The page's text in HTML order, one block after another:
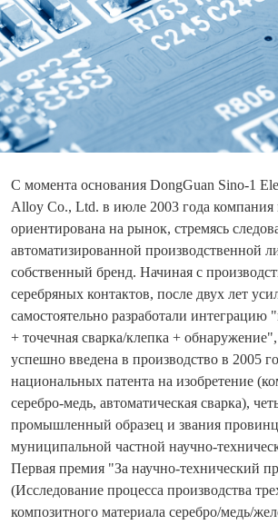
С момента основания DongGuan Sino-1
Alloy Co., Ltd. в июле 2003 года компания
ориентирована на рынок, стремясь
автоматизированной производственной
собственный бренд. Начиная с
серебряных контактов, после двух лет
самостоятельно разработали интеграцию
+ точечная сварка/клепка +
успешно введена в производство в 2005
национальных патента на изобретение
серебро-медь, автоматическая сварка),
промышленный образец и звания
муниципальной частной научно-
Первая премия "За научно-технический
(Исследование процесса производства
композитного материала серебро/медь/